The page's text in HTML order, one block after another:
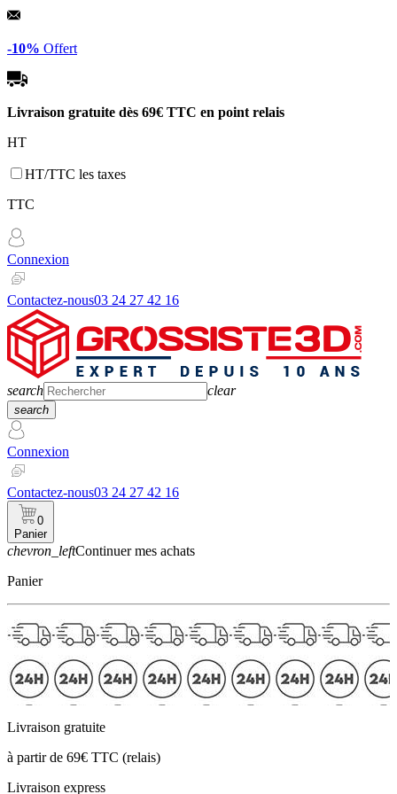
Panneau de gestion des cookies
-10% Offert
Livraison gratuite dès 69€ TTC en point relais
HT
HT/TTC les taxes
TTC
Connexion
Contactez-nous03 24 27 42 16
search clear
search
Connexion
Contactez-nous03 24 27 42 16
0
Panier
chevron_leftContinuer mes achats
Panier
Livraison gratuite
à partir de 69€ TTC (relais)
Livraison express